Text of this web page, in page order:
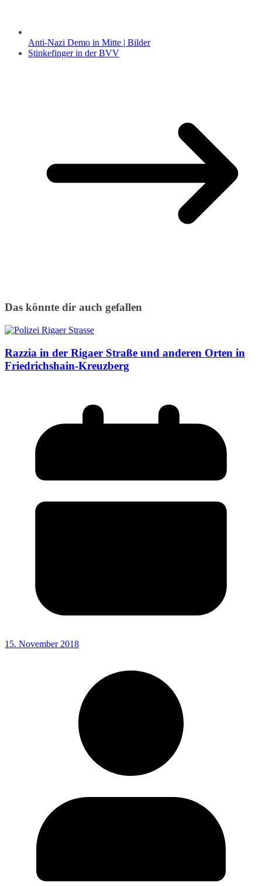
Anti-Nazi Demo in Mitte | Bilder
Stinkefinger in der BVV
Das könnte dir auch gefallen
Razzia in der Rigaer Straße und anderen Orten in
Friedrichshain-Kreuzberg
15. November 2018